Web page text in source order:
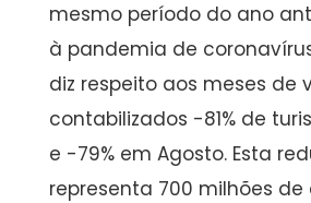
mesmo período do ano
à pandemia de
diz respeito aos meses de
contabilizados -81% de
e -79% em Agosto. Esta
representa 700 milhões